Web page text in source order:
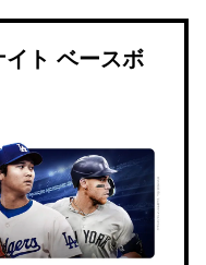
イト ベースボ